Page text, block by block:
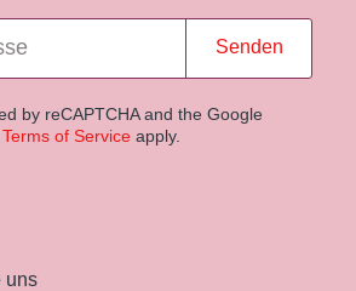
Senden
by reCAPTCHA and the Google
Terms of Service apply.
uns